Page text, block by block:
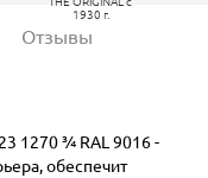
1930 г.
Отзывы
1270 ¾ RAL 9016 -
обеспечит